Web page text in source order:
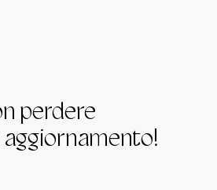
perdere
aggiornamento!